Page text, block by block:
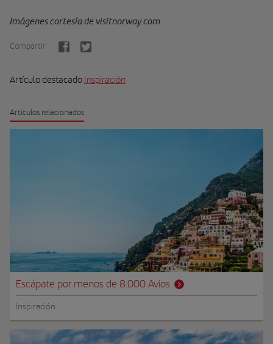
Imágenes cortesía de visitnorway.com
Compartir
Artículo destacado Inspiración
Artículos relacionados
Escápate por menos de 8.000 Avios
Inspiración